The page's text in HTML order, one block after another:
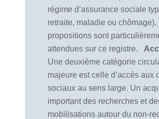
régime d’assurance sociale
retraite, maladie ou chômage),
propositions sont
attendues sur ce registre.
Une deuxième catégorie
majeure est celle d’accès aux
sociaux au sens large. Un
important des recherches et
mobilisations autour du non-